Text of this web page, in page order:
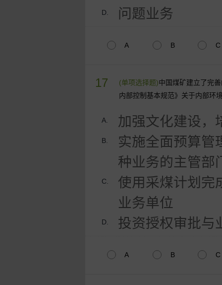
D. 问题业务
A B C
17 (单项选择题)中国煤矿建立了完
内部控制基本规范》关于内部环
A. 加强文化建设，
B.
实施全面预算管
种业务的主管部
C.
使用采煤计划完
业务单位
D. 投资授权审批与
A B C